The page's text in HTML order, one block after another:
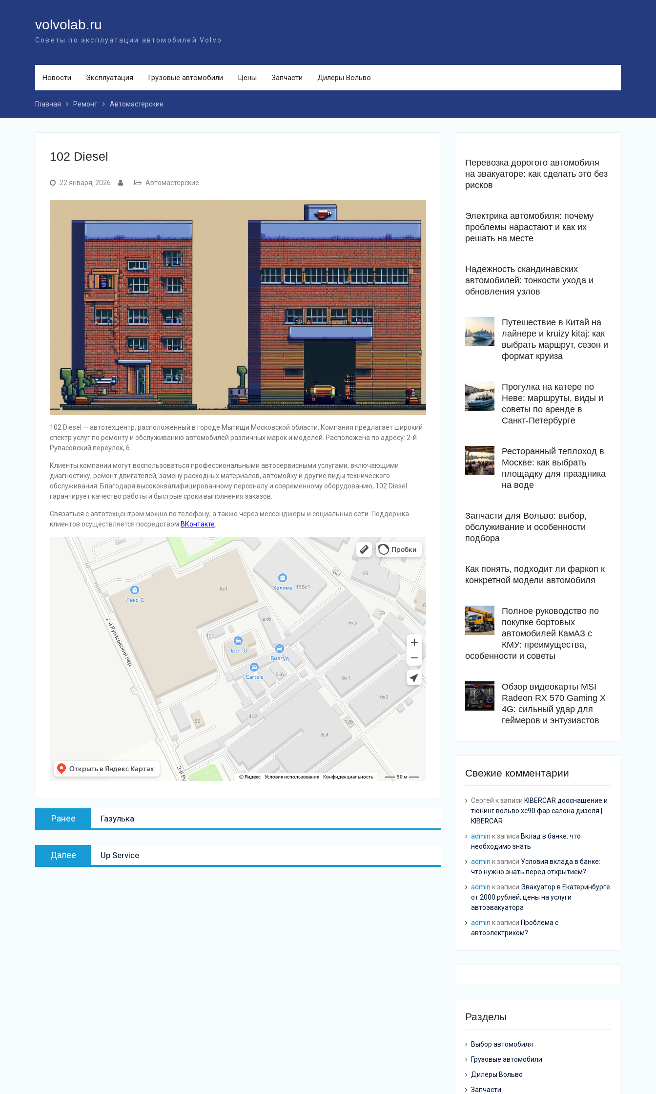
volvolab.ru
Советы по эксплуатации автомобилей Volvo
Новости Эксплуатация Грузовые автомобили Цены Запчасти Дилеры Вольво
Главная Ремонт Автомастерские
102 Diesel
22 января, 2026 Автомастерские
102 Diesel — автотехцентр, расположенный в городе Мытищи Московской области. Компания предлагает широкий
спектр услуг по ремонту и обслуживанию автомобилей различных марок и моделей. Расположена по адресу: 2-й
Рупасовский переулок, 6.
Клиенты компании могут воспользоваться профессиональными автосервисными услугами, включающими
диагностику, ремонт двигателей, замену расходных материалов, автомойку и другие виды технического
обслуживания. Благодаря высококвалифицированному персоналу и современному оборудованию, 102 Diesel
гарантирует качество работы и быстрые сроки выполнения заказов.
Связаться с автотехцентром можно по телефону, а также через мессенджеры и социальные сети. Поддержка
клиентов осуществляется посредством ВКонтакте.
Навигация
Ранее
Предыдущая
запись:
Газулька
Далее
Следующая
запись
Up Service
Перевозка дорогого автомобиля
на эвакуаторе: как сделать это без
рисков
Электрика автомобиля: почему
проблемы нарастают и как их
решать на месте
Надежность скандинавских
автомобилей: тонкости ухода и
обновления узлов
Путешествие в Китай на
лайнере и kruizy kitaj: как
выбрать маршрут, сезон и
формат круиза
Прогулка на катере по
Неве: маршруты, виды и
советы по аренде в
Санкт-Петербурге
Ресторанный теплоход в
Москве: как выбрать
площадку для праздника
на воде
Запчасти для Вольво: выбор,
обслуживание и особенности
подбора
Как понять, подходит ли фаркоп к
конкретной модели автомобиля
Полное руководство по
покупке бортовых
автомобилей КамАЗ с
КМУ: преимущества,
особенности и советы
Обзор видеокарты MSI
Radeon RX 570 Gaming X
4G: сильный удар для
геймеров и энтузиастов
Свежие комментарии
Сергей к записи KIBERCAR дооснащение и
тюнинг вольво хс90 фар салона дизеля |
KIBERCAR
admin к записи Вклад в банке: что
необходимо знать
admin к записи Условия вклада в банке:
что нужно знать перед открытием?
admin к записи Эвакуатор в Екатеринбурге
от 2000 рублей, цены на услуги
автоэвакуатора
admin к записи Проблема с
автоэлектриком?
Разделы
Выбор автомобиля
Грузовые автомобили
Дилеры Вольво
Запчасти